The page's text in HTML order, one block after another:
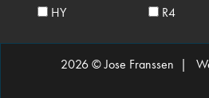
HY
R4
2026 © Jose Franssen |